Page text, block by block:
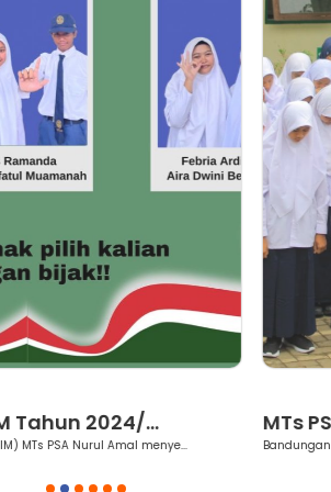
Amal Bandungan Gel...
Amal Bandungan) – MTs PSA Nurul Amal ...